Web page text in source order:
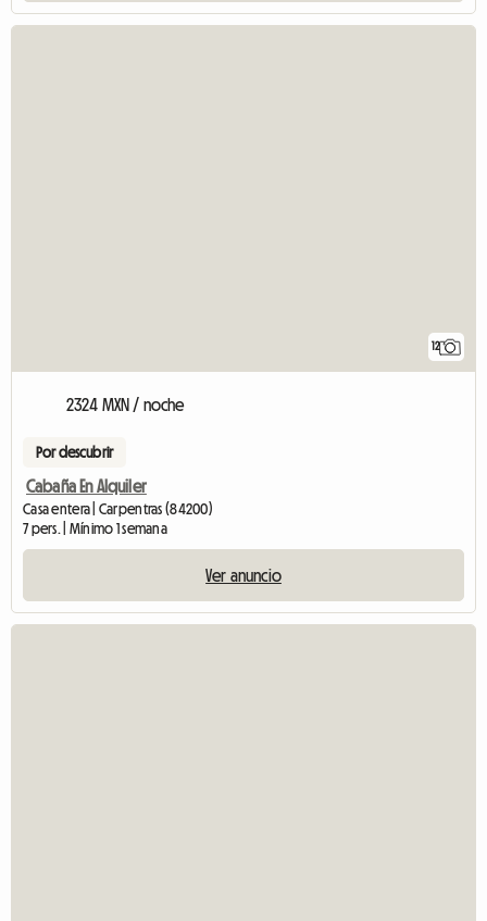
12
2324 MXN / noche
Por descubrir
Cabaña En Alquiler
Casa entera | Carpentras (84200)
7 pers. | Mínimo 1 semana
Ver anuncio